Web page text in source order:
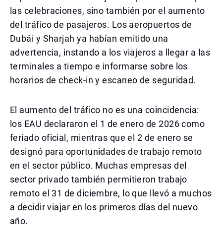
las celebraciones, sino también por el aumento
del tráfico de pasajeros. Los aeropuertos de
Dubái y Sharjah ya habían emitido una
advertencia, instando a los viajeros a llegar a las
terminales a tiempo e informarse sobre los
horarios de check-in y escaneo de seguridad.
El aumento del tráfico no es una coincidencia:
los EAU declararon el 1 de enero de 2026 como
feriado oficial, mientras que el 2 de enero se
designó para oportunidades de trabajo remoto
en el sector público. Muchas empresas del
sector privado también permitieron trabajo
remoto el 31 de diciembre, lo que llevó a muchos
a decidir viajar en los primeros días del nuevo
año.